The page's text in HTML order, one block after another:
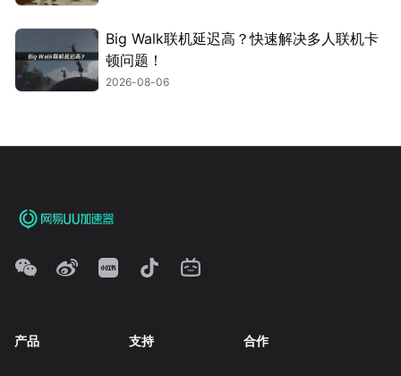
Big Walk联机延迟高？快速解决多人联机卡
顿问题！
2026-08-06
产品 支持 合作